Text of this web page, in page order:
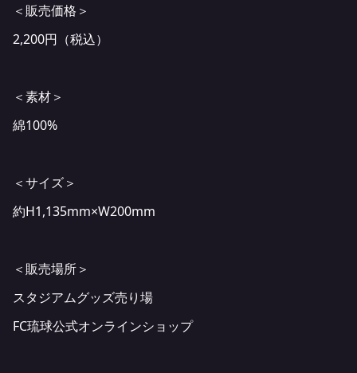
＜販売価格＞
2,200円（税込）
＜素材＞
綿100%
＜サイズ＞
約H1,135mm×W200mm
＜販売場所＞
スタジアムグッズ売り場
FC琉球公式オンラインショップ